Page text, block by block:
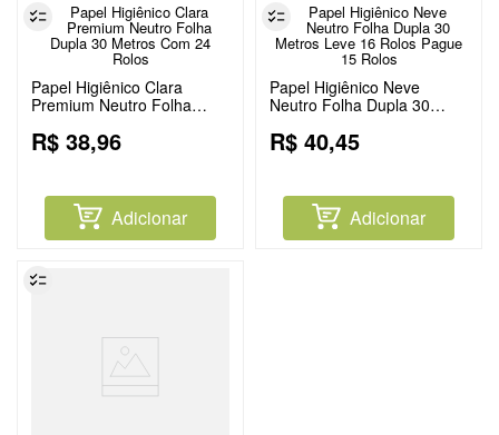
Papel Higiênico Clara
Premium Neutro Folha
Rolos
R$ 38,96
Adicionar
Papel Higiênico Neve
Neutro Folha Dupla 30
Pague 15 Rolos
R$ 40,45
Adicionar